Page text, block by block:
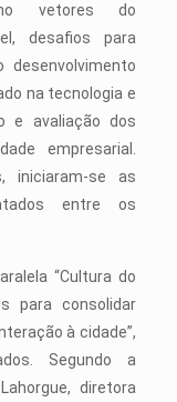
vetores do
desafios para
desenvolvimento
na tecnologia e
e avaliação dos
empresarial.
iniciaram-se as
entre os
“Cultura do
para consolidar
à cidade”,
Segundo a
diretora